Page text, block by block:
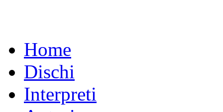
Home
Dischi
Interpreti